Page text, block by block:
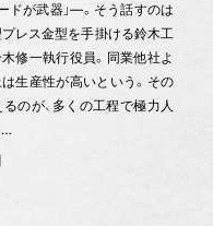
ドが武器」—。そう話すのは
レス金型を手掛ける鈴木工
修一執行役員。同業他社よ
生産性が高いという。その
のが、多くの工程で極力人
…